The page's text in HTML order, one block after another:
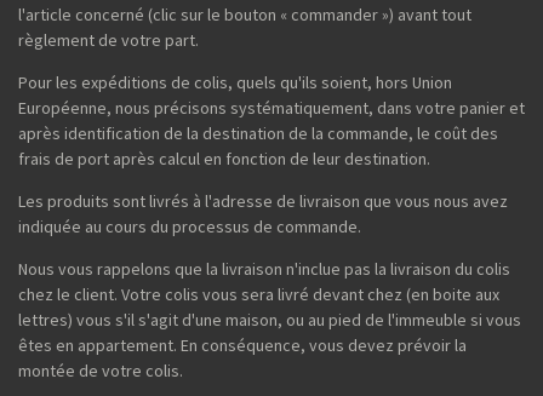
l'article concerné (clic sur le bouton « commander ») avant tout
règlement de votre part.
Pour les expéditions de colis, quels qu'ils soient, hors Union
Européenne, nous précisons systématiquement, dans votre panier et
après identification de la destination de la commande, le coût des
frais de port après calcul en fonction de leur destination.
Les produits sont livrés à l'adresse de livraison que vous nous avez
indiquée au cours du processus de commande.
Nous vous rappelons que la livraison n'inclue pas la livraison du colis
chez le client. Votre colis vous sera livré devant chez (en boite aux
lettres) vous s'il s'agit d'une maison, ou au pied de l'immeuble si vous
êtes en appartement. En conséquence, vous devez prévoir la
montée de votre colis.